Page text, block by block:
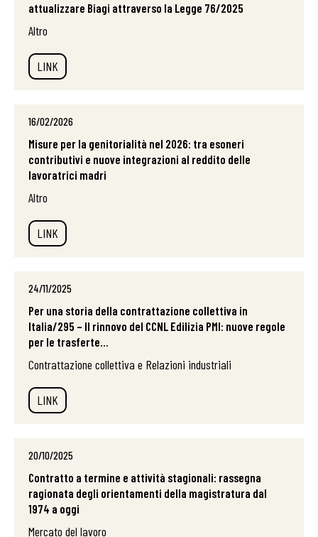
attualizzare Biagi attraverso la Legge 76/2025
Altro
LINK
16/02/2026
Misure per la genitorialità nel 2026: tra esoneri
contributivi e nuove integrazioni al reddito delle
lavoratrici madri
Altro
LINK
24/11/2025
Per una storia della contrattazione collettiva in
Italia/295 – Il rinnovo del CCNL Edilizia PMI: nuove regole
per le trasferte...
Contrattazione collettiva e Relazioni industriali
LINK
20/10/2025
Contratto a termine e attività stagionali: rassegna
ragionata degli orientamenti della magistratura dal
1974 a oggi
Mercato del lavoro